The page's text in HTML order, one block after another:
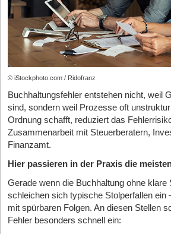
© iStockphoto.com / Ridofranz
Buchhaltungsfehler entstehen nicht, weil
sind, sondern weil Prozesse oft
Ordnung schafft, reduziert das
Zusammenarbeit mit Steuerberatern,
Finanzamt.
Hier passieren in der Praxis die
Gerade wenn die Buchhaltung ohne klare
schleichen sich typische Stolperfallen ein
mit spürbaren Folgen. An diesen Stellen
Fehler besonders schnell ein: